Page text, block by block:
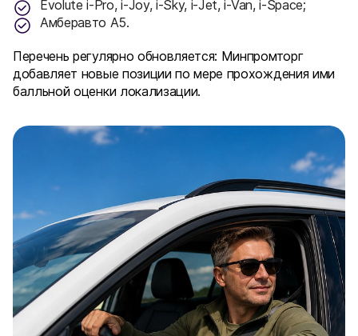
Evolute i-Pro, i-Joy, i-Sky, i-Jet, i-Van, i-Space;
Амберавто A5.
Перечень регулярно обновляется: Минпромторг
добавляет новые позиции по мере прохождения ими
балльной оценки локализации.